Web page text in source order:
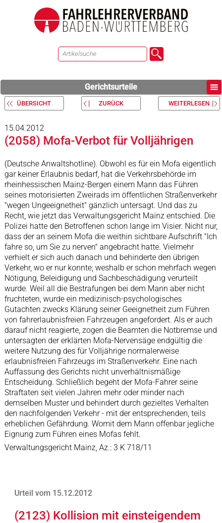
Gerichtsurteile
ÜBERSICHT ZURÜCK WEITERLESEN
15.04.2012
(2058) Mofa-Verbot für Volljährigen
(Deutsche Anwaltshotline). Obwohl es für ein Mofa eigentlich
gar keiner Erlaubnis bedarf, hat die Verkehrsbehörde im
rheinhessischen Mainz-Bergen einem Mann das Führen
seines motorisierten Zweirads im öffentlichen Straßenverkehr
"wegen Ungeeignetheit" gänzlich untersagt. Und das zu
Recht, wie jetzt das Verwaltungsgericht Mainz entschied. Die
Polizei hatte den Betroffenen schon lange im Visier. Nicht nur,
dass der an seinem Mofa die weithin sichtbare Aufschrift "Ich
fahre so, um Sie zu nerven" angebracht hatte. Vielmehr
verhielt er sich auch danach und behinderte den übrigen
Verkehr, wo er nur konnte; weshalb er schon mehrfach wegen
Nötigung, Beleidigung und Sachbeschädigung verurteilt
wurde. Weil all die Bestrafungen bei dem Mann aber nicht
fruchteten, wurde ein medizinisch-psychologisches
Gutachten zwecks Klärung seiner Geeignetheit zum Führen
von fahrerlaubnisfreien Fahrzeugen angefordert. Als er auch
darauf nicht reagierte, zogen die Beamten die Notbremse und
untersagten der erklärten Mofa-Nervensäge endgültig die
weitere Nutzung des für Volljährige normalerweise
erlaubnisfreien Fahrzeugs im Straßenverkehr. Eine nach
Auffassung des Gerichts nicht unverhältnismäßige
Entscheidung. Schließlich begeht der Mofa-Fahrer seine
Straftaten seit vielen Jahren mehr oder minder nach
demselben Muster und behindert durch gezieltes Verhalten
den nachfolgenden Verkehr - mit der entsprechenden, teils
erheblichen Gefährdung. Womit dem Mann offenbar jegliche
Eignung zum Führen eines Mofas fehlt.
Verwaltungsgericht Mainz, Az.: 3 K 718/11
Urteil vom 15.12.2012
(2123) Kollision mit einsteigendem